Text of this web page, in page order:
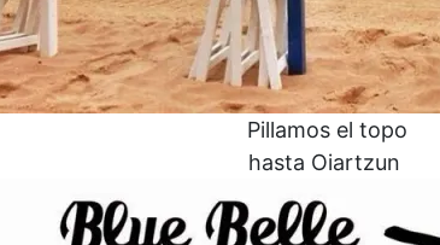
Pillamos el topo
hasta Oiartzun